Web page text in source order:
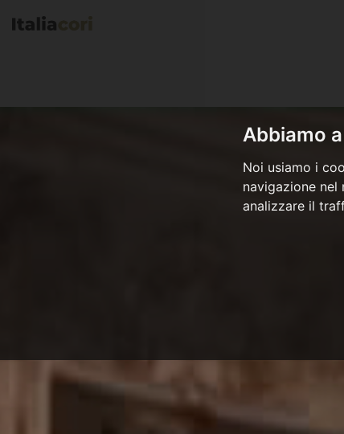
Abbiamo
Noi usiamo i
navigazione
analizzare il